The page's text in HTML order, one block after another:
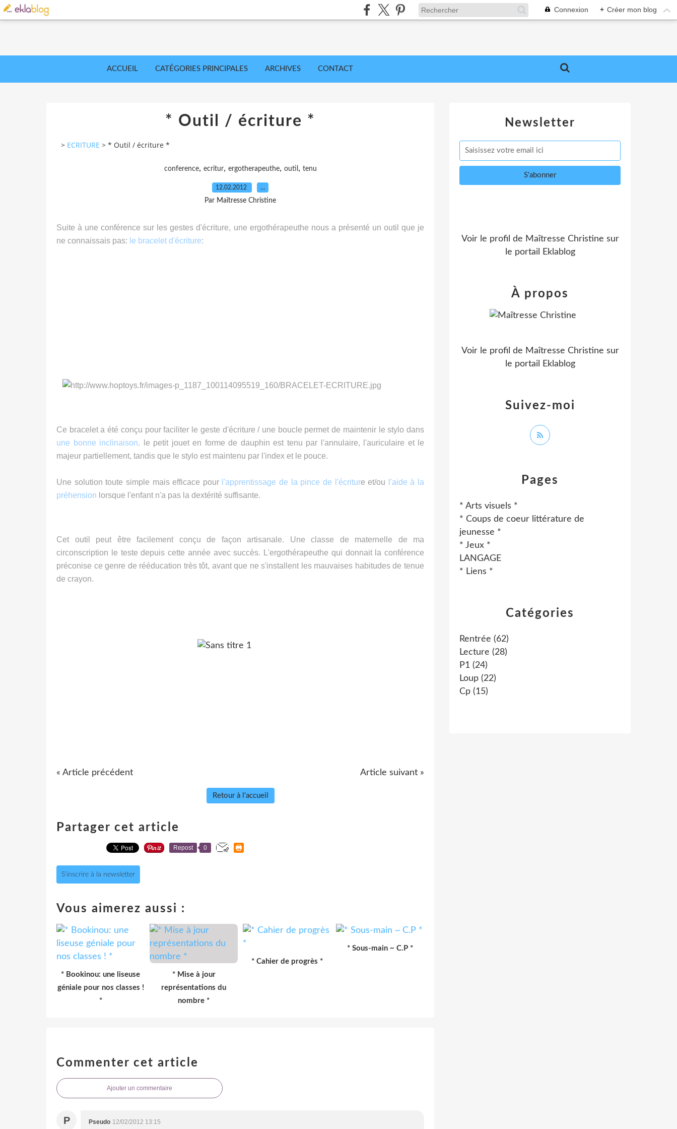
Connexion + Créer mon blog
ACCUEIL CATÉGORIES PRINCIPALES ARCHIVES CONTACT
* Outil / écriture *
> ECRITURE > * Outil / écriture *
conference, ecritur, ergotherapeuthe, outil , tenu
12.02.2012 …
Par Maîtresse Christine
Suite à une conférence sur les gestes d'écriture, une ergothérapeuthe nous a présenté un outil que je
ne connaissais pas: le bracelet d'écriture:
Ce bracelet a été conçu pour faciliter le geste d'écriture / une boucle permet de maintenir le stylo dans
une bonne inclinaison, le petit jouet en forme de dauphin est tenu par l'annulaire, l'auriculaire et le
majeur partiellement, tandis que le stylo est maintenu par l'index et le pouce.
Une solution toute simple mais efficace pour l'apprentissage de la pince de l'écriture et/ou
l'aide à la
préhension lorsque l'enfant n'a pas la dextérité suffisante.
Cet outil peut être facilement conçu de façon artisanale. Une classe de maternelle de ma
circonscription le teste depuis cette année avec succès. L'ergothérapeuthe qui donnait la conférence
préconise ce genre de rééducation très tôt, avant que ne s'installent les mauvaises habitudes de tenue
de crayon.
« Article précédent Article suivant »
Retour à l'accueil
Partager cet article
Repost 0
S'inscrire à la newsletter
Vous aimerez aussi :
* Bookinou: une liseuse
géniale pour nos classes !
*
* Mise à jour
représentations du
nombre *
* Cahier de progrès *
* Sous-main ~ C.P *
Commenter cet article
Ajouter un commentaire
P Pseudo 12/02/2012 13:15
Newsletter
Catégories
Rentrée (62)
Lecture (28)
P1 (24)
Loup (22)
Cp (15)
Pages
* Arts visuels *
* Coups de coeur littérature de
jeunesse *
* Jeux *
LANGAGE
* Liens *
Voir le profil de Maîtresse Christine sur
le portail Eklablog
Suivez-moi
À propos
Voir le profil de Maîtresse Christine sur
le portail Eklablog